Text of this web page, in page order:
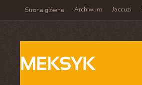
Strona główna Archiwum Jaccuzi
MEKSYK